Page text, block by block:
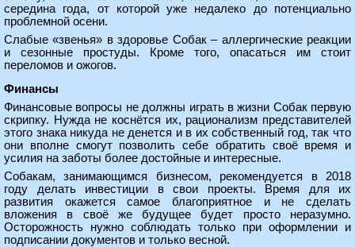
середина года, от которой уже недалеко до потенциально
проблемной осени.
Слабые «звенья» в здоровье Собак – аллергические реакции
и сезонные простуды. Кроме того, опасаться им стоит
переломов и ожогов.
Финансы
Финансовые вопросы не должны играть в жизни Собак первую
скрипку. Нужда не коснётся их, рационализм представителей
этого знака никуда не денется и в их собственный год, так что
они вполне смогут позволить себе обратить своё время и
усилия на заботы более достойные и интересные.
Собакам, занимающимся бизнесом, рекомендуется в 2018
году делать инвестиции в свои проекты. Время для их
развития окажется самое благоприятное и не сделать
вложения в своё же будущее будет просто неразумно.
Осторожность нужно соблюдать только при оформлении и
подписании документов и только весной.